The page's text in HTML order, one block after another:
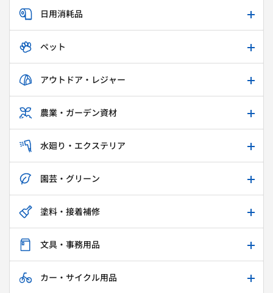
日用消耗品
ペット
アウトドア・レジャー
農業・ガーデン資材
水廻り・エクステリア
園芸・グリーン
塗料・接着補修
文具・事務用品
カー・サイクル用品